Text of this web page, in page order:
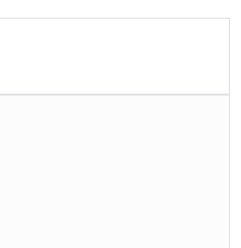
yapıyoruz